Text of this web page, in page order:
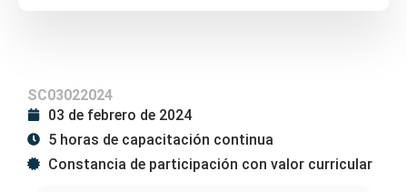
SC03022024
03 de febrero de 2024
5 horas de capacitación continua
Constancia de participación con valor curricular